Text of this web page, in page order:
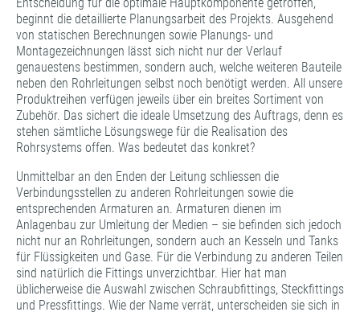
Entscheidung für die optimale Hauptkomponente getroffen,
beginnt die detaillierte Planungsarbeit des Projekts. Ausgehend
von statischen Berechnungen sowie Planungs- und
Montagezeichnungen lässt sich nicht nur der Verlauf
genauestens bestimmen, sondern auch, welche weiteren Bauteile
neben den Rohrleitungen selbst noch benötigt werden. All unsere
Produktreihen verfügen jeweils über ein breites Sortiment von
Zubehör. Das sichert die ideale Umsetzung des Auftrags, denn es
stehen sämtliche Lösungswege für die Realisation des
Rohrsystems offen. Was bedeutet das konkret?
Unmittelbar an den Enden der Leitung schliessen die
Verbindungsstellen zu anderen Rohrleitungen sowie die
entsprechenden Armaturen an. Armaturen dienen im
Anlagenbau zur Umleitung der Medien – sie befinden sich jedoch
nicht nur an Rohrleitungen, sondern auch an Kesseln und Tanks
für Flüssigkeiten und Gase. Für die Verbindung zu anderen Teilen
sind natürlich die Fittings unverzichtbar. Hier hat man
üblicherweise die Auswahl zwischen Schraubfittings, Steckfittings
und Pressfittings. Wie der Name verrät, unterscheiden sie sich in